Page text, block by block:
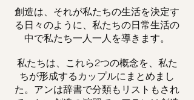
創造は、それが私たちの生活を決定す
る日々のように、私たちの日常生活の
中で私たち一人一人を導きます。
私たちは、これら2つの概念を、私た
ちが形成するカップルにまとめまし
た。アンは辞書で分類もリストもされ